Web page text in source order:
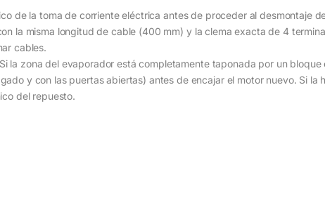
de la toma de corriente eléctrica antes de proceder al desmontaje
la misma longitud de cable (400 mm) y la clema exacta de 4
cables.
Si la zona del evaporador está completamente taponada por un
y con las puertas abiertas) antes de encajar el motor nuevo. Si la
del repuesto.